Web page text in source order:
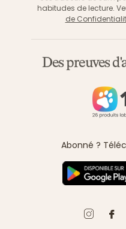
habitudes de lecture.
de
Des preuves
Abonné ?